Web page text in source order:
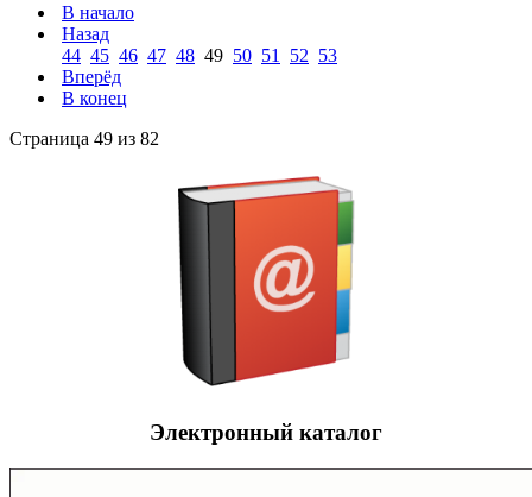
В начало
Назад
44 45 46 47 48 49 50 51 52 53
Вперёд
В конец
Страница 49 из 82
Электронный каталог